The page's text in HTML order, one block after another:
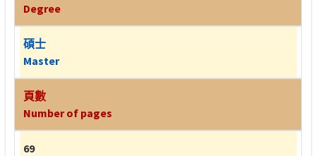
Degree
碩士
Master
頁數
Number of pages
69